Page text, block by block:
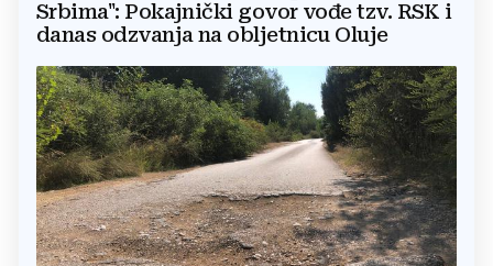
Srbima": Pokajnički govor vođe tzv. RSK i
danas odzvanja na obljetnicu Oluje